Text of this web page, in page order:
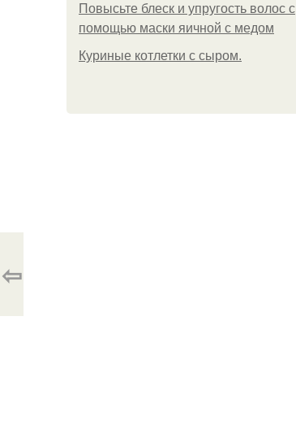
Повысьте блеск и упругость волос с
помощью маски яичной с медом
Куриные котлетки с сыром.
⇦